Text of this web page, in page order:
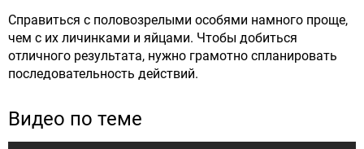
Справиться с половозрелыми особями намного проще,
чем с их личинками и яйцами. Чтобы добиться
отличного результата, нужно грамотно спланировать
последовательность действий.
Видео по теме